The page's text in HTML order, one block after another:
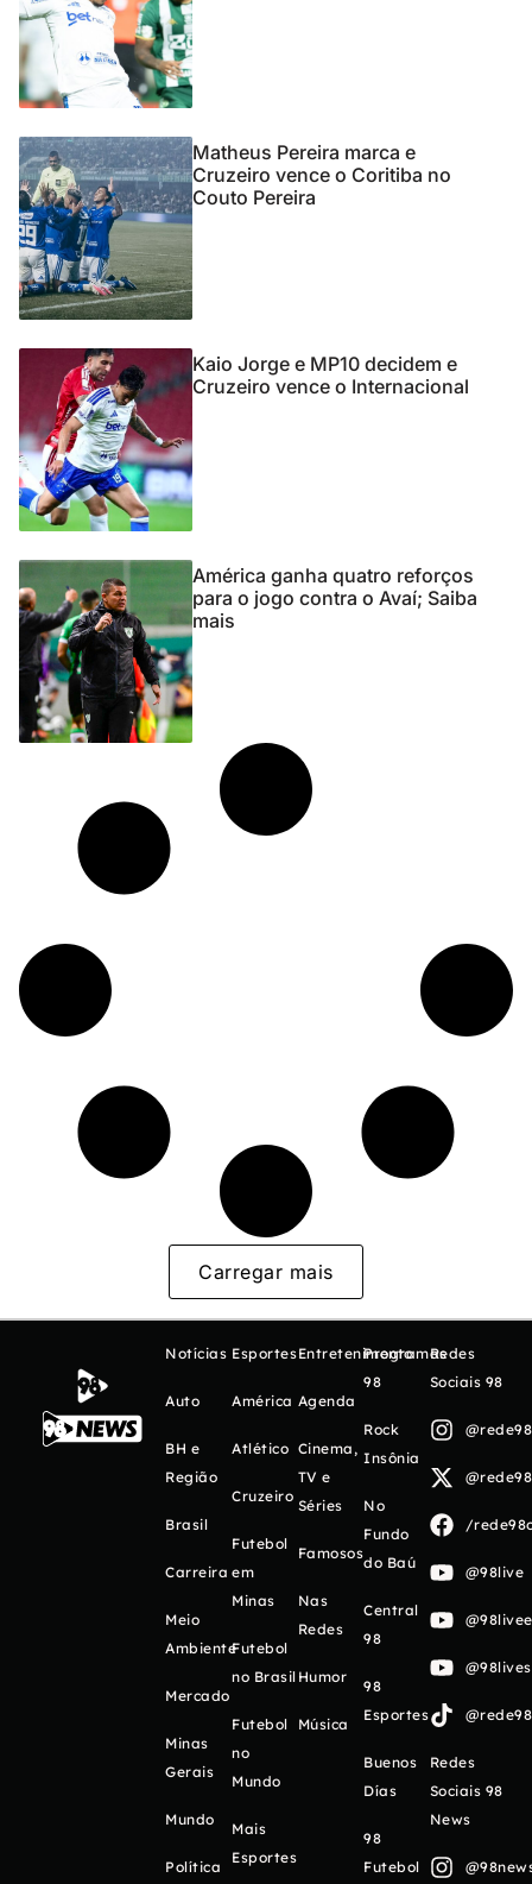
Matheus Pereira marca e
Cruzeiro vence o Coritiba no
Couto Pereira
Kaio Jorge e MP10 decidem e
Cruzeiro vence o Internacional
América ganha quatro reforços
para o jogo contra o Avaí; Saiba
mais
Carregar mais
Notícias
Auto
BH e
Região
Brasil
Carreira
Meio
Ambiente
Mercado
Minas
Gerais
Mundo
Política
Esportes
América
Atlético
Cruzeiro
Futebol
em
Minas
Futebol
no Brasil
Futebol
no
Mundo
Mais
Esportes
Entretenimento
Agenda
Cinema,
TV e
Séries
Famosos
Nas
Redes
Humor
Música
Programas
98
Rock
Insônia
No
Fundo
do Baú
Central
98
98
Esportes
Buenos
Días
98
Futebol
Redes
Sociais 98
/
@98live
Redes
Sociais 98
News